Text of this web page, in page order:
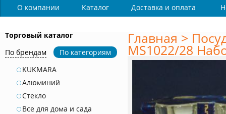
О компании Каталог Доставка и оплата
Торговый каталог
По брендам
По категориям
KUKMARA
Алюминий
Стекло
Все для дома и сада
Главная >
MS1022/28